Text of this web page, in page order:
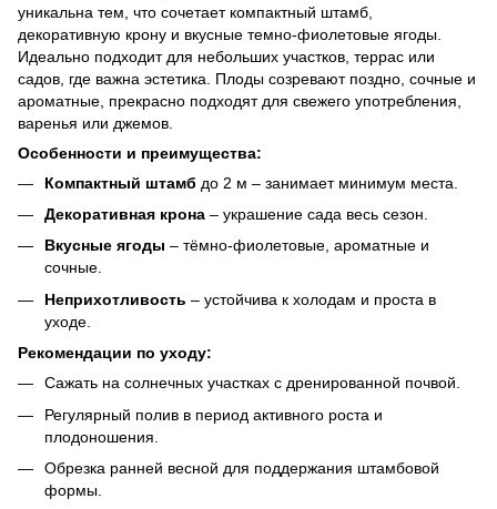
уникальна тем, что сочетает компактный штамб,
декоративную крону и вкусные темно-фиолетовые ягоды.
Идеально подходит для небольших участков, террас или
садов, где важна эстетика. Плоды созревают поздно, сочные и
ароматные, прекрасно подходят для свежего употребления,
варенья или джемов.
Особенности и преимущества:
Компактный штамб до 2 м – занимает минимум места.
Декоративная крона – украшение сада весь сезон.
Вкусные ягоды – тёмно-фиолетовые, ароматные и
сочные.
Неприхотливость – устойчива к холодам и проста в
уходе.
Рекомендации по уходу:
Сажать на солнечных участках с дренированной почвой.
Регулярный полив в период активного роста и
плодоношения.
Обрезка ранней весной для поддержания штамбовой
формы.